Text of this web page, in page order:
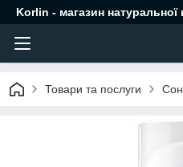
Korlin - магазин натуральної
Товари та послуги